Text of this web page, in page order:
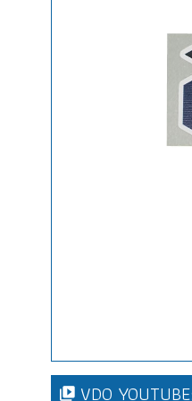
VDO